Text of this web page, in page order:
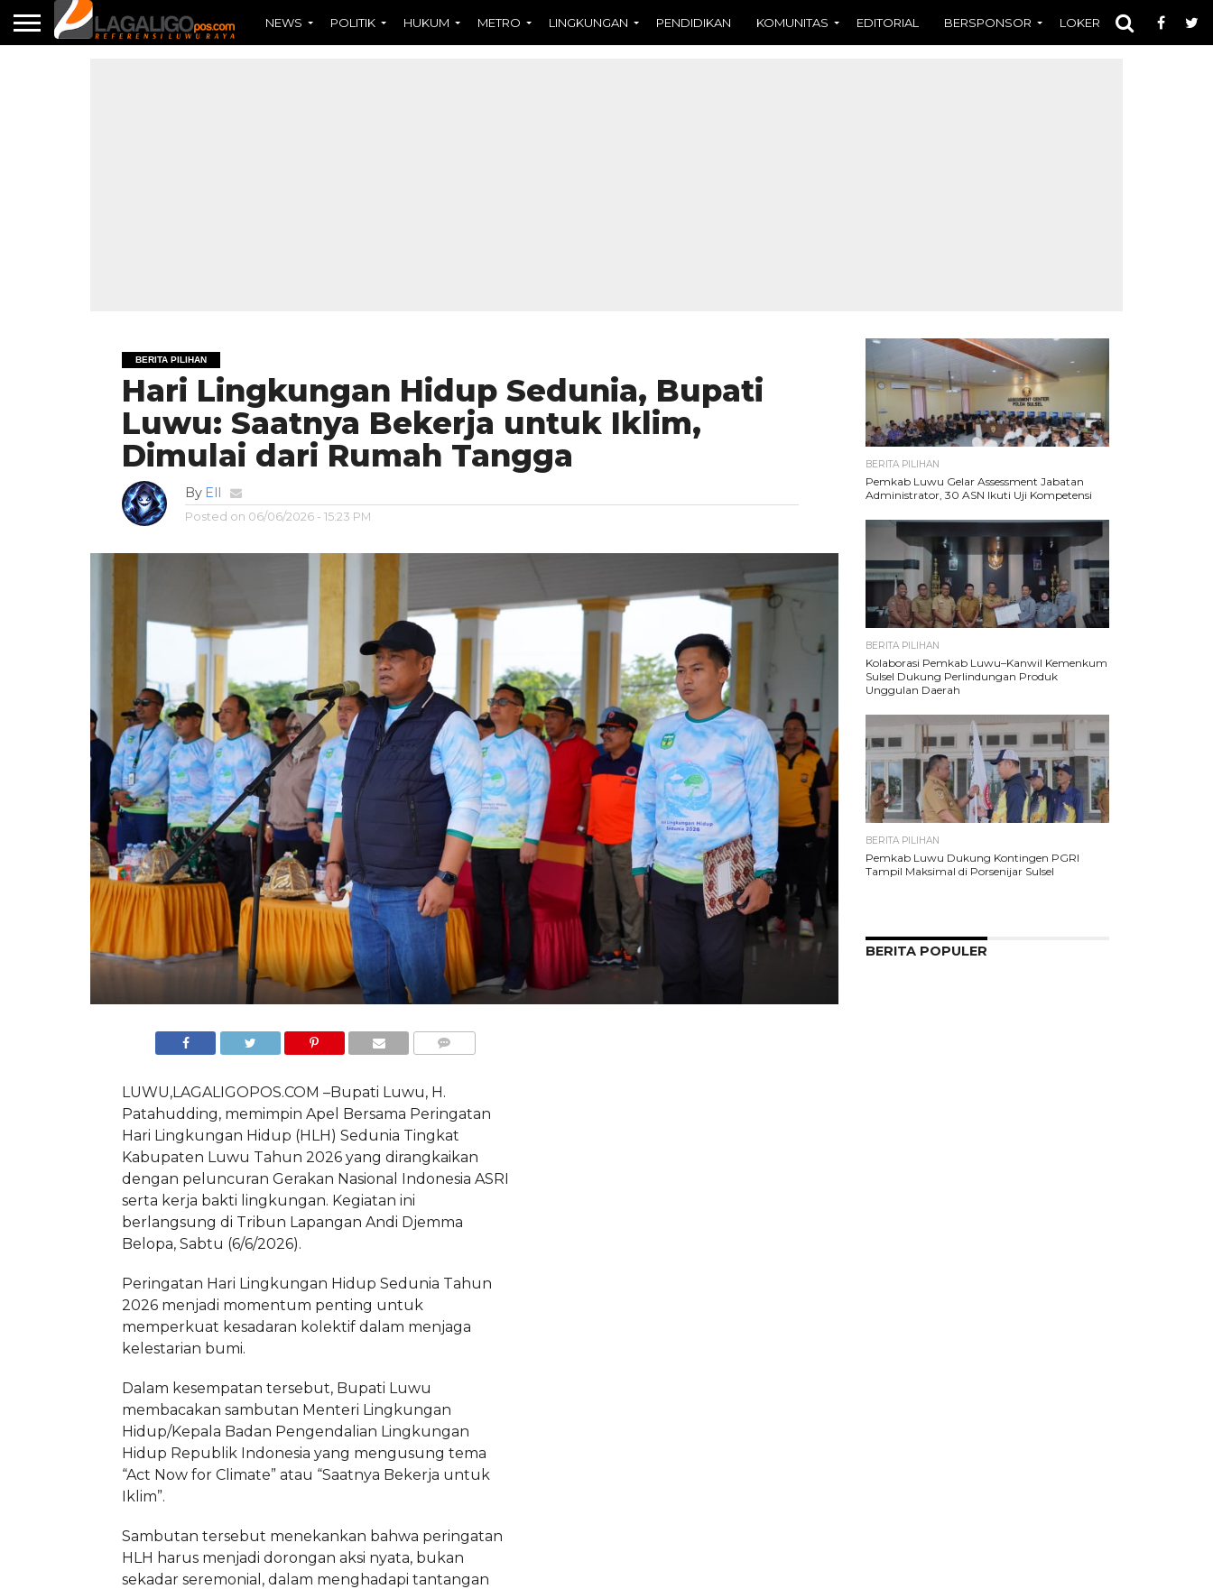
NEWS POLITIK HUKUM METRO LINGKUNGAN PENDIDIKAN KOMUNITAS EDITORIAL BERSPONSOR LOKER OPINI
BERITA PILIHAN
Hari Lingkungan Hidup Sedunia, Bupati
Luwu: Saatnya Bekerja untuk Iklim,
Dimulai dari Rumah Tangga
By Ell
Posted on 06/06/2026 - 15:23 PM
LUWU,LAGALIGOPOS.COM –Bupati Luwu, H.
Patahudding, memimpin Apel Bersama Peringatan
Hari Lingkungan Hidup (HLH) Sedunia Tingkat
Kabupaten Luwu Tahun 2026 yang dirangkaikan
dengan peluncuran Gerakan Nasional Indonesia ASRI
serta kerja bakti lingkungan. Kegiatan ini
berlangsung di Tribun Lapangan Andi Djemma
Belopa, Sabtu (6/6/2026).
Peringatan Hari Lingkungan Hidup Sedunia Tahun
2026 menjadi momentum penting untuk
memperkuat kesadaran kolektif dalam menjaga
kelestarian bumi.
Dalam kesempatan tersebut, Bupati Luwu
membacakan sambutan Menteri Lingkungan
Hidup/Kepala Badan Pengendalian Lingkungan
Hidup Republik Indonesia yang mengusung tema
“Act Now for Climate” atau “Saatnya Bekerja untuk
Iklim”.
Sambutan tersebut menekankan bahwa peringatan
HLH harus menjadi dorongan aksi nyata, bukan
sekadar seremonial, dalam menghadapi tantangan
BERITA PILIHAN
Pemkab Luwu Gelar Assessment Jabatan
Administrator, 30 ASN Ikuti Uji Kompetensi
BERITA PILIHAN
Kolaborasi Pemkab Luwu–Kanwil Kemenkum
Sulsel Dukung Perlindungan Produk
Unggulan Daerah
BERITA PILIHAN
Pemkab Luwu Dukung Kontingen PGRI
Tampil Maksimal di Porsenijar Sulsel
BERITA POPULER